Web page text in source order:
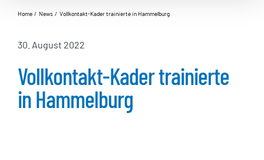
Home News Vollkontakt-Kader trainierte in Hammelburg
30. August 2022
Vollkontakt-Kader trainierte
in Hammelburg